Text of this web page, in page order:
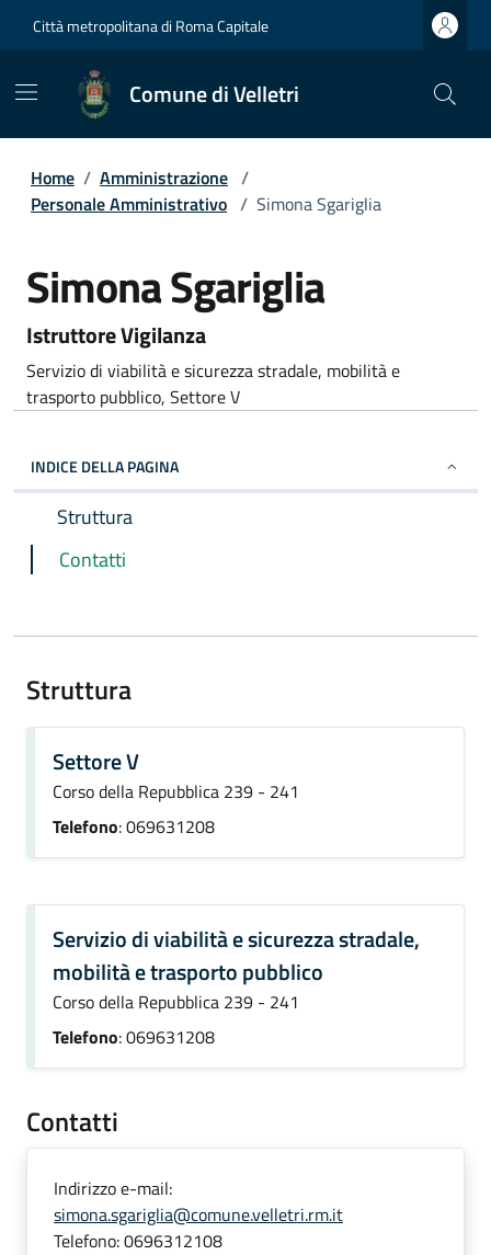
Città metropolitana di Roma Capitale
Comune di Velletri
Home / Amministrazione /
Personale Amministrativo / Simona Sgariglia
Simona Sgariglia
Istruttore Vigilanza
Servizio di viabilità e sicurezza stradale, mobilità e
trasporto pubblico, Settore V
INDICE DELLA PAGINA
Struttura
Contatti
Struttura
Settore V
Corso della Repubblica 239 - 241
Telefono: 069631208
Servizio di viabilità e sicurezza stradale,
mobilità e trasporto pubblico
Corso della Repubblica 239 - 241
Telefono: 069631208
Contatti
Indirizzo e-mail:
simona.sgariglia@comune.velletri.rm.it
Telefono:0696312108